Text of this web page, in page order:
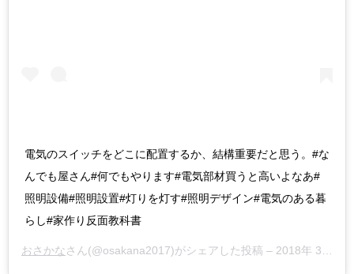
電気のスイッチをどこに配置するか、結構重要だと思う。#な
んでも屋さん#何でもやります#電気部材買うと高いよなあ#
照明設備#照明設置#灯りを灯す#照明デザイン#電気のある暮
らし#家作り反面教科書
おさかなさん(@osakana2017)がシェアした投稿 – 2018年 3月月29日午前9時51分PDT